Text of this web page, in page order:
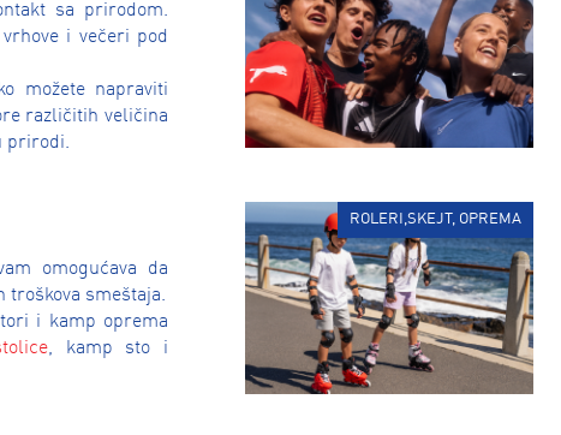
sa prirodom.
i večeri pod
možete napraviti
različitih veličina
prirodi.
omogućava da
troškova smeštaja.
i kamp oprema
, kamp sto i
ROLERI,SKEJT, OPREMA